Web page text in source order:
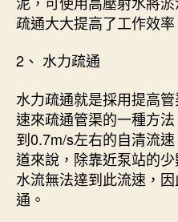
疏通大大提高了工作效率
2、 水力疏通
水力疏通就是採用提高
速來疏通管渠的一種方
到0.7m/s左右的自清流
道來說，除靠近泵站的
水流無法達到此流速，
通。